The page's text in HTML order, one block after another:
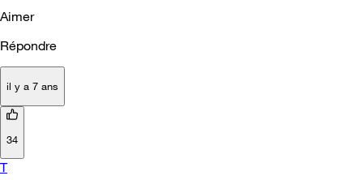
Aimer
Répondre
il y a 7 ans
34
T